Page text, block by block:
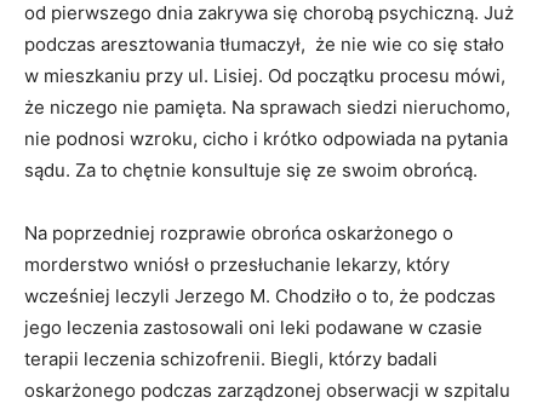
od pierwszego dnia zakrywa się chorobą psychiczną. Już
podczas aresztowania tłumaczył, że nie wie co się stało
w mieszkaniu przy ul. Lisiej. Od początku procesu mówi,
że niczego nie pamięta. Na sprawach siedzi nieruchomo,
nie podnosi wzroku, cicho i krótko odpowiada na pytania
sądu. Za to chętnie konsultuje się ze swoim obrońcą.
Na poprzedniej rozprawie obrońca oskarżonego o
morderstwo wniósł o przesłuchanie lekarzy, który
wcześniej leczyli Jerzego M. Chodziło o to, że podczas
jego leczenia zastosowali oni leki podawane w czasie
terapii leczenia schizofrenii. Biegli, którzy badali
oskarżonego podczas zarządzonej obserwacji w szpitalu